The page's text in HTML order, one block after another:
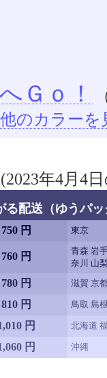
Ｇｏ！
他のカラーを
(2023年4月4
る配送（ゆうパ
750 円 東京
760 円
青森 岩
奈川 山
780 円 滋賀 京
810 円 鳥取 島
円 北海道
円 沖縄